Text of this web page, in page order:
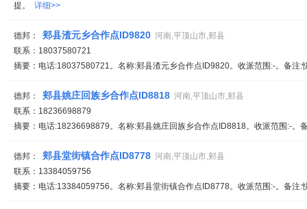
提。 详细>>
德邦： 郏县渣元乡合作点ID9820 河南,平顶山市,郏县
联系：18037580721
摘要：电话:18037580721。名称:郏县渣元乡合作点ID9820。收派范围:-。备注
德邦： 郏县姚庄回族乡合作点ID8818 河南,平顶山市,郏县
联系：18236698879
摘要：电话:18236698879。名称:郏县姚庄回族乡合作点ID8818。收派范围:-。
德邦： 郏县堂街镇合作点ID8778 河南,平顶山市,郏县
联系：13384059756
摘要：电话:13384059756。名称:郏县堂街镇合作点ID8778。收派范围:-。备注